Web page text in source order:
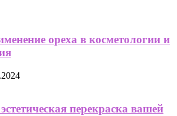
ореха в косметологии и
перекраска вашей